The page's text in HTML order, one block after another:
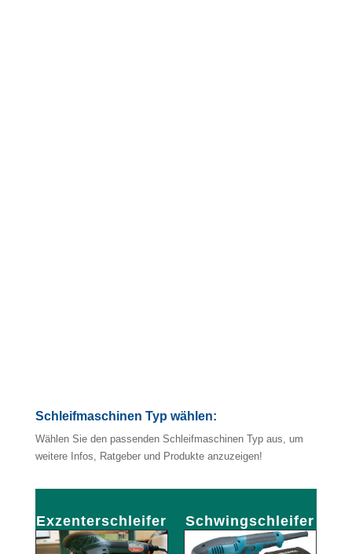
Schleifmaschinen Typ wählen:
Wählen Sie den passenden Schleifmaschinen Typ aus, um
weitere Infos, Ratgeber und Produkte anzuzeigen!
Exzenterschleifer Schwingschleifer